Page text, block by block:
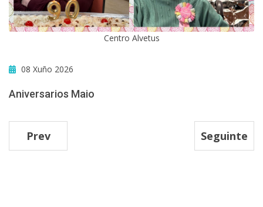
Centro Alvetus
08 Xuño 2026
Aniversarios Maio
Prev Seguinte